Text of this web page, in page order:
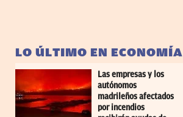
LO ÚLTIMO EN ECONOMÍA
Las empresas y los
autónomos
madrileños afectados
por incendios